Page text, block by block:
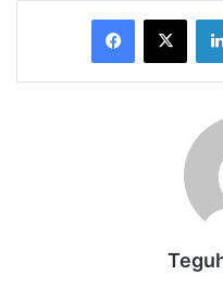
Facebook
X